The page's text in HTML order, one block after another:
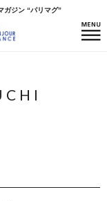
ガジン “パリマグ”